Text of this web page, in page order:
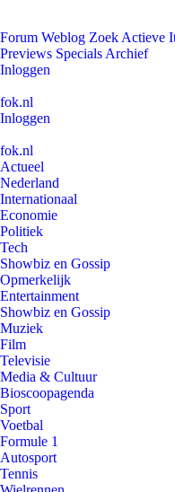
Forum Weblog Zoek Actieve
Previews Specials Archief
Inloggen
fok.nl
Inloggen
fok.nl
Actueel
Nederland
Internationaal
Economie
Politiek
Tech
Showbiz en Gossip
Opmerkelijk
Entertainment
Showbiz en Gossip
Muziek
Film
Televisie
Media & Cultuur
Bioscoopagenda
Sport
Voetbal
Formule 1
Autosport
Tennis